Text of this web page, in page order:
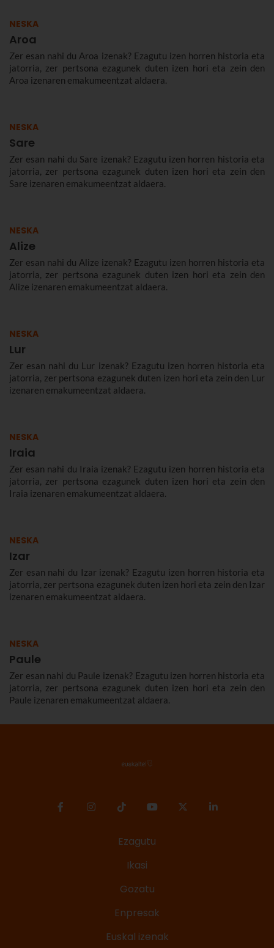
NESKA
Aroa
Zer esan nahi du Aroa izenak? Ezagutu izen horren historia eta
jatorria, zer pertsona ezagunek duten izen hori eta zein den
Aroa izenaren emakumeentzat aldaera.
NESKA
Sare
Zer esan nahi du Sare izenak? Ezagutu izen horren historia eta
jatorria, zer pertsona ezagunek duten izen hori eta zein den
Sare izenaren emakumeentzat aldaera.
NESKA
Alize
Zer esan nahi du Alize izenak? Ezagutu izen horren historia eta
jatorria, zer pertsona ezagunek duten izen hori eta zein den
Alize izenaren emakumeentzat aldaera.
NESKA
Lur
Zer esan nahi du Lur izenak? Ezagutu izen horren historia eta
jatorria, zer pertsona ezagunek duten izen hori eta zein den Lur
izenaren emakumeentzat aldaera.
NESKA
Iraia
Zer esan nahi du Iraia izenak? Ezagutu izen horren historia eta
jatorria, zer pertsona ezagunek duten izen hori eta zein den
Iraia izenaren emakumeentzat aldaera.
NESKA
Izar
Zer esan nahi du Izar izenak? Ezagutu izen horren historia eta
jatorria, zer pertsona ezagunek duten izen hori eta zein den Izar
izenaren emakumeentzat aldaera.
NESKA
Paule
Zer esan nahi du Paule izenak? Ezagutu izen horren historia eta
jatorria, zer pertsona ezagunek duten izen hori eta zein den
Paule izenaren emakumeentzat aldaera.
Ezagutu
Ikasi
Gozatu
Enpresak
Euskal izenak